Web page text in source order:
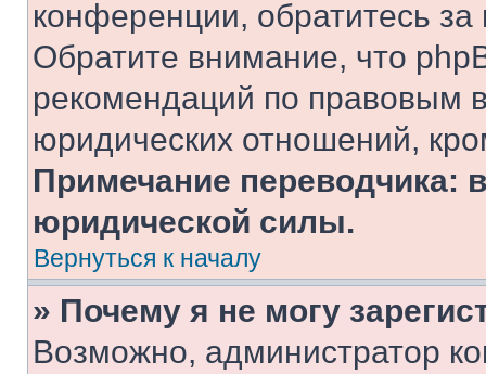
конференции, обратитесь
Обратите внимание, что
рекомендаций по правовым
юридических отношений,
Примечание переводчика:
юридической силы.
Вернуться к началу
» Почему я не могу
Возможно, администратор